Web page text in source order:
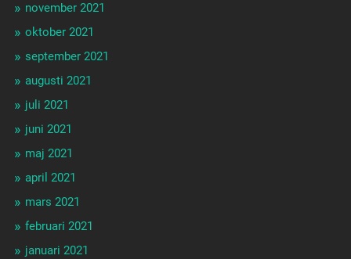
november 2021
oktober 2021
september 2021
augusti 2021
juli 2021
juni 2021
maj 2021
april 2021
mars 2021
februari 2021
januari 2021